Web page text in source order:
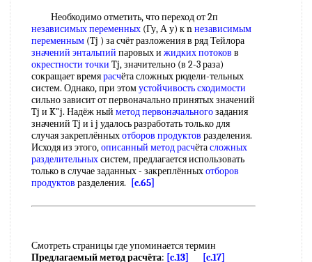
Необходимо отметить, что переход от 2п
независимых переменных (Гу, А у) к nнезависимым
переменным (Tj ) за счёт разложения в ряд Тейлора
значений энтальпий паровых и жидких потоков в
окрестности точки Tj, значительно (в 2-3 раза)
сокращает времярасчёта сложных рюдели-тельных
систем. Однако, при этомустойчивость сходимости
сильно зависит от первоначально принятых значений
Tj и K"j. Надёж ный метод первоначальногозадания
значений Tj и i j удалось разработать толь.ко для
случая закреплённыхотборов продуктов разделения.
Исходя из этого,описанный методрасчётасложных
разделительныхсистем, предлагается использовать
только в случае заданных - закреплённыхотборов
продуктов разделения. [c.65]
Смотреть страницы где упоминается термин
Предлагаемый метод расчёта: [c.13] [c.17]